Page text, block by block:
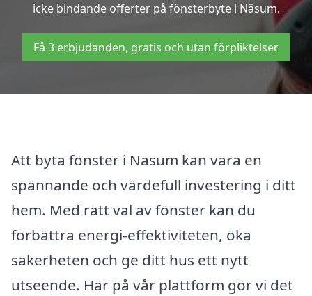
icke bindande offerter på fönsterbyte i Näsum.
Få 3 erbjudanden, gratis och utan förpliktelser
Att byta fönster i Näsum kan vara en
spännande och värdefull investering i ditt
hem. Med rätt val av fönster kan du
förbättra energi-effektiviteten, öka
säkerheten och ge ditt hus ett nytt
utseende. Här på vår plattform gör vi det